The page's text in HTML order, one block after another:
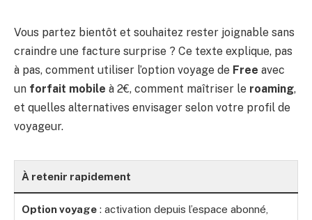
Vous partez bientôt et souhaitez rester joignable sans
craindre une facture surprise ? Ce texte explique, pas
à pas, comment utiliser l’option voyage de Free avec
un forfait mobile à 2€, comment maîtriser le roaming,
et quelles alternatives envisager selon votre profil de
voyageur.
À retenir rapidement
Option voyage : activation depuis l’espace abonné,